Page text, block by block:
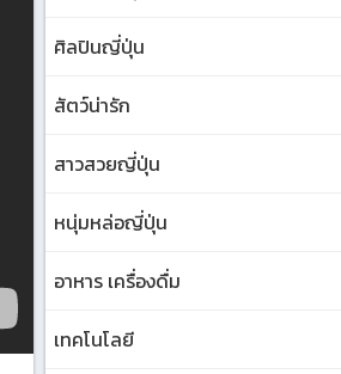
ศิลปินญี่ปุ่น
สัตว์น่ารัก
สาวสวยญี่ปุ่น
หนุ่มหล่อญี่ปุ่น
อาหาร เครื่องดื่ม
เทคโนโลยี